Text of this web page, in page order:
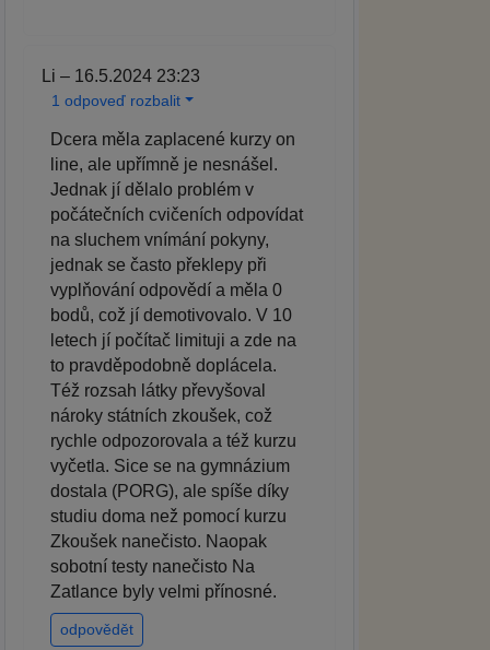
Li – 16.5.2024 23:23
1 odpoveď rozbalit
Dcera měla zaplacené kurzy on
line, ale upřímně je nesnášel.
Jednak jí dělalo problém v
počátečních cvičeních odpovídat
na sluchem vnímání pokyny,
jednak se často překlepy při
vyplňování odpovědí a měla 0
bodů, což jí demotivovalo. V 10
letech jí počítač limituji a zde na
to pravděpodobně doplácela.
Též rozsah látky převyšoval
nároky státních zkoušek, což
rychle odpozorovala a též kurzu
vyčetla. Sice se na gymnázium
dostala (PORG), ale spíše díky
studiu doma než pomocí kurzu
Zkoušek nanečisto. Naopak
sobotní testy nanečisto Na
Zatlance byly velmi přínosné.
odpovědět